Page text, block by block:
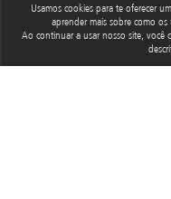
Usamos cookies para te oferecer
aprender mais sobre como os
Ao continuar a usar nosso site, você